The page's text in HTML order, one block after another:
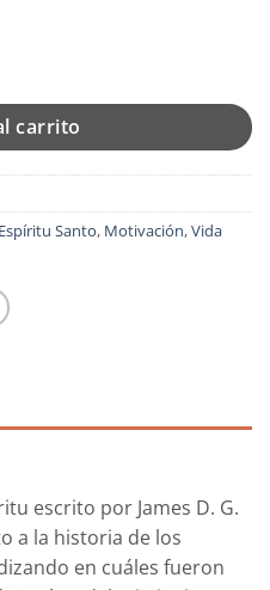
- James D. G. Dunn cantidad
carrito
Espíritu Santo, Motivación,Vida
escrito por James D. G.
a la historia de los
en cuáles fueron